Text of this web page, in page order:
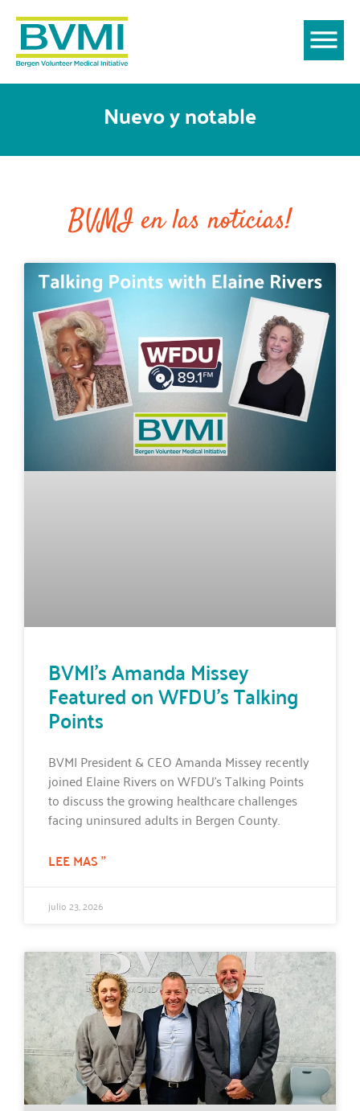
Nuevo y notable
BVMI en las noticias!
BVMI’s Amanda Missey
Featured on WFDU’s Talking
Points
BVMI President & CEO Amanda Missey recently
joined Elaine Rivers on WFDU’s Talking Points
to discuss the growing healthcare challenges
facing uninsured adults in Bergen County.
LEE MAS "
julio 23, 2026